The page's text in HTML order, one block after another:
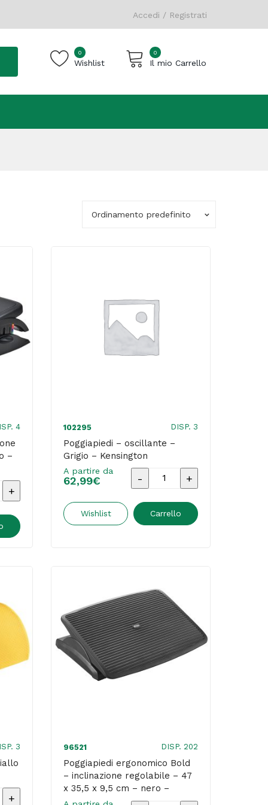
Accedi / Registrati
0
Wishlist
0
Il mio Carrello
Ordinamento predefinito
4
–
102295 DISP. 3
Poggiapiedi – oscillante –
Grigio – Kensington
A partire da
62,99€
Poggiapiedi
oscillante
quantità
Wishlist Carrello
3 96521 DISP. 202
Poggiapiedi ergonomico Bold
– inclinazione regolabile – 47
x 35,5 x 9,5 cm – nero –
Titanium